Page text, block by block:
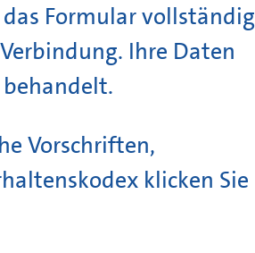
Formular vollständig
Ihre Daten
Vorschriften,
klicken Sie